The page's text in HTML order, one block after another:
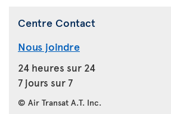
Centre Contact
Nous joindre
24 heures sur 24
7 jours sur 7
© Air Transat A.T. Inc.